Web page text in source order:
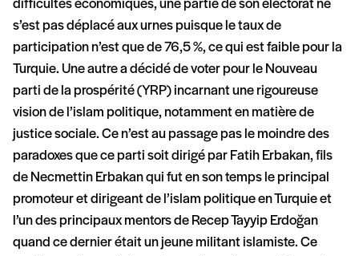
difficultés économiques, une partie de son électorat ne
s’est pas déplacé aux urnes puisque le taux de
participation n’est que de 76,5 %, ce qui est faible pour la
Turquie. Une autre a décidé de voter pour le Nouveau
parti de la prospérité (YRP) incarnant une rigoureuse
vision de l’islam politique, notamment en matière de
justice sociale. Ce n’est au passage pas le moindre des
paradoxes que ce parti soit dirigé par Fatih Erbakan, fils
de Necmettin Erbakan qui fut en son temps le principal
promoteur et dirigeant de l’islam politique en Turquie et
l’un des principaux mentors de Recep Tayyip Erdoğan
quand ce dernier était un jeune militant islamiste. Ce